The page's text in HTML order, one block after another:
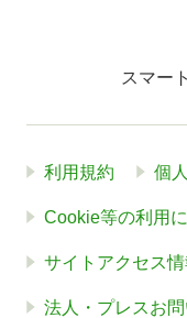
スマー
利用規約 個
Cookie等の利用
サイトアクセス
法人・プレスお